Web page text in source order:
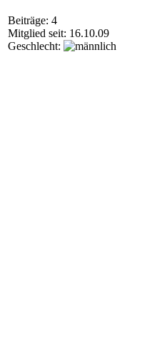
Beiträge: 4
Mitglied seit: 16.10.09
Geschlecht: